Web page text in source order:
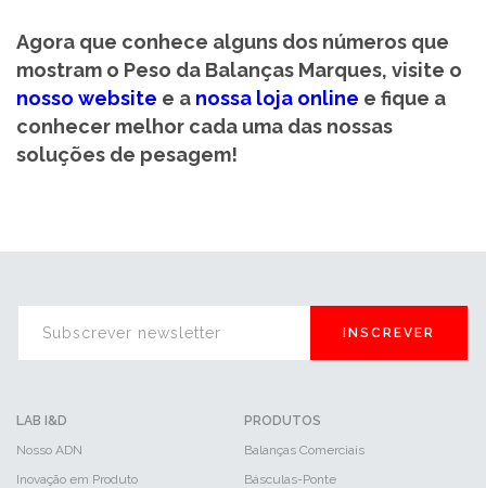
Agora que conhece alguns dos números que
mostram o Peso da Balanças Marques, visite o
nosso website e a nossa loja online e fique a
conhecer melhor cada uma das nossas
soluções de pesagem!
INSCREVER
LAB I&D
Nosso ADN
Inovação em Produto
PRODUTOS
Balanças Comerciais
Básculas-Ponte